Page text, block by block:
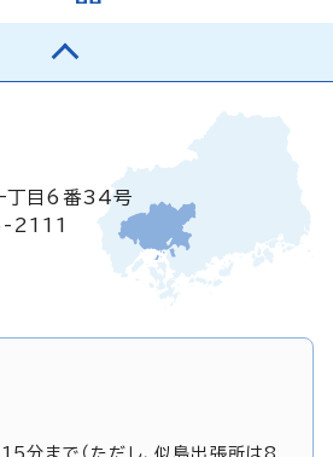
丁目6番34号
2111
まで（ただし、似島出張所は8